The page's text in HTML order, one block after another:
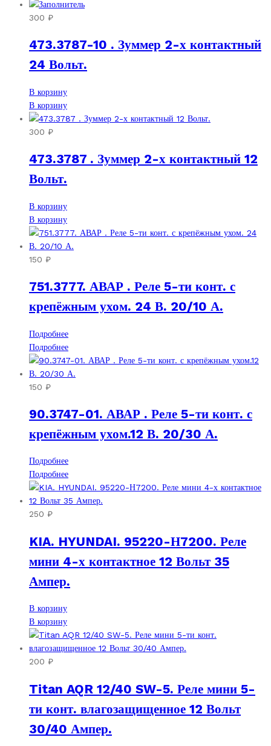
300 ₽
473.3787-10 . Зуммер 2-х контактный
24 Вольт.
В корзину
В корзину
300 ₽
473.3787 . Зуммер 2-х контактный 12
Вольт.
В корзину
В корзину
150 ₽
751.3777. АВАР . Реле 5-ти конт. с
крепёжным ухом. 24 В. 20/10 А.
Подробнее
Подробнее
150 ₽
90.3747-01. АВАР . Реле 5-ти конт. с
крепёжным ухом.12 В. 20/30 А.
Подробнее
Подробнее
250 ₽
KIA. HYUNDAI. 95220-Н7200. Реле
мини 4-х контактное 12 Вольт 35
Ампер.
В корзину
В корзину
200 ₽
Titan AQR 12/40 SW-5. Реле мини 5-
ти конт. влагозащищенное 12 Вольт
30/40 Ампер.